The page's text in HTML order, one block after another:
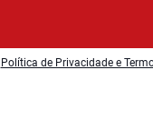
Política de Privacidade e